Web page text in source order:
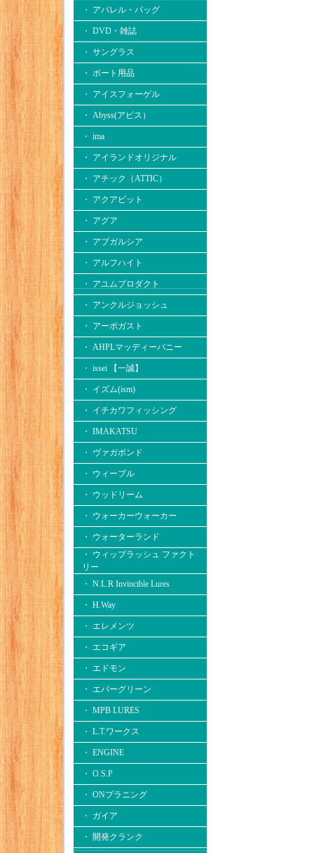
・ アパレル・バッグ
・ DVD・雑誌
・ サングラス
・ ボート用品
・ アイスフォーゲル
・ Abyss(アビス）
・ ima
・ アイランドオリジナル
・ アチック（ATTIC）
・ アクアビット
・ アグア
・ アブガルシア
・ アルフハイト
・ アユムプロダクト
・ アンクルジョッシュ
・ アーボガスト
・ AHPLマッディーバニー
・ issei 【一誠】
・ イズム(ism)
・ イチカワフィッシング
・ IMAKATSU
・ ヴァガボンド
・ ウィーブル
・ ウッドリーム
・ ウォーカーウォーカー
・ ウォーターランド
・ ウィップラッシュ ファクト
リー
・ N.L.R Invincible Lures
・ H.Way
・ エレメンツ
・ エコギア
・ エドモン
・ エバーグリーン
・ MPB LURES
・ L.T.ワークス
・ ENGINE
・ O.S.P
・ ONプラニング
・ ガイア
・ 開発クランク